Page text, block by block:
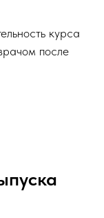
курса
после